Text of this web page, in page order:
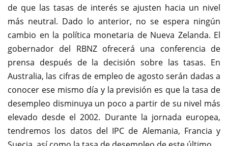
de que las tasas de interés se ajusten hacia un nivel
más neutral. Dado lo anterior, no se espera ningún
cambio en la política monetaria de Nueva Zelanda. El
gobernador del RBNZ ofrecerá una conferencia de
prensa después de la decisión sobre las tasas. En
Australia, las cifras de empleo de agosto serán dadas a
conocer ese mismo día y la previsión es que la tasa de
desempleo disminuya un poco a partir de su nivel más
elevado desde el 2002. Durante la jornada europea,
tendremos los datos del IPC de Alemania, Francia y